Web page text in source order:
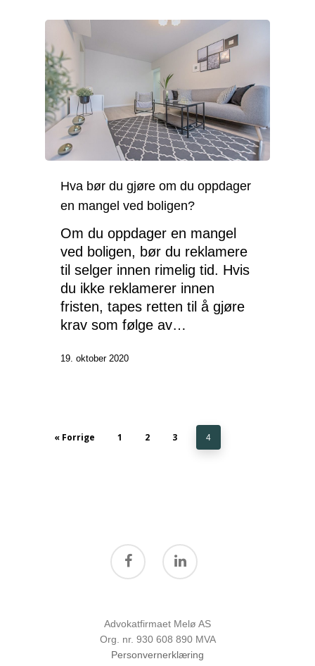
Hva bør du gjøre om du oppdager
en mangel ved boligen?
Om du oppdager en mangel
ved boligen, bør du reklamere
til selger innen rimelig tid. Hvis
du ikke reklamerer innen
fristen, tapes retten til å gjøre
krav som følge av…
19. oktober 2020
« Forrige 1 2 3 4
Advokatfirmaet Melø AS
Org. nr. 930 608 890 MVA
Personvernerklæring